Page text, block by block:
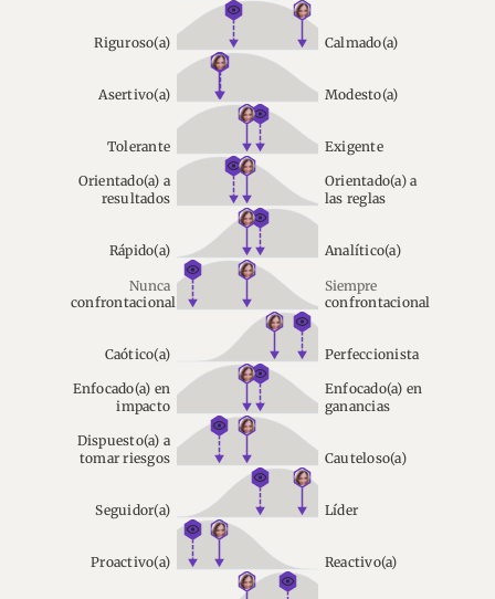
Riguroso(a) Calmado(a)
Asertivo(a) Modesto(a)
Tolerante Exigente
Orientado(a) a
resultados
Orientado(a) a
las reglas
Rápido(a) Analítico(a)
Nunca
confrontacional
Siempre
confrontacional
Caótico(a) Perfeccionista
Enfocado(a) en
impacto
Enfocado(a) en
ganancias
Dispuesto(a) a
tomar riesgos
Cauteloso(a)
Seguidor(a) Líder
Proactivo(a) Reactivo(a)